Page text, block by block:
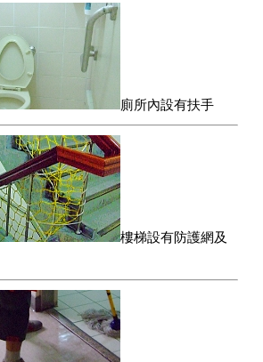
廁所內設有扶手
樓梯設有防護網及